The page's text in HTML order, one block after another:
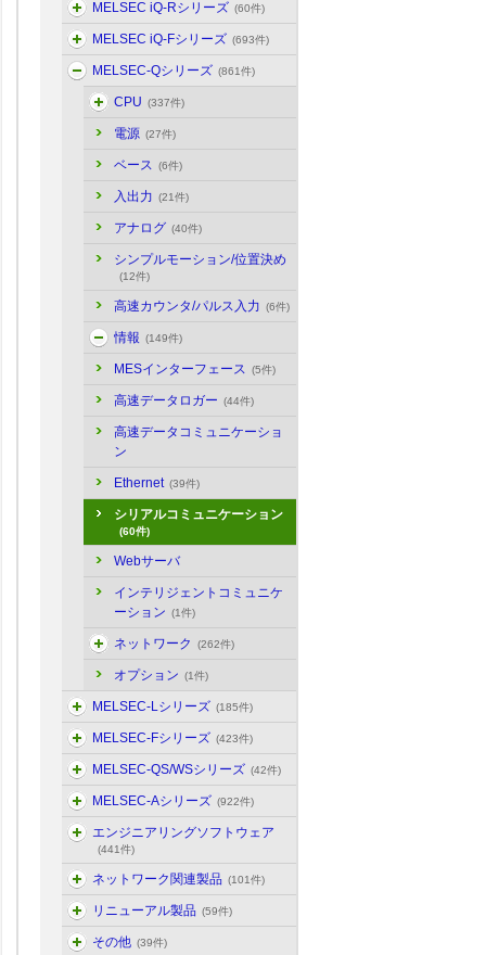
MELSEC iQ-Rシリーズ (60件)
MELSEC iQ-Fシリーズ (693件)
MELSEC-Qシリーズ (861件)
CPU (337件)
電源 (27件)
ベース (6件)
入出力 (21件)
アナログ (40件)
シンプルモーション/位置決め
(12件)
高速カウンタ/パルス入力 (6件)
情報 (149件)
MESインターフェース (5件)
高速データロガー (44件)
高速データコミュニケーショ
ン
Ethernet (39件)
シリアルコミュニケーション
(60件)
Webサーバ
インテリジェントコミュニケ
ーション (1件)
ネットワーク (262件)
オプション (1件)
MELSEC-Lシリーズ (185件)
MELSEC-Fシリーズ (423件)
MELSEC-QS/WSシリーズ (42件)
MELSEC-Aシリーズ (922件)
エンジニアリングソフトウェア
(441件)
ネットワーク関連製品 (101件)
リニューアル製品 (59件)
その他 (39件)